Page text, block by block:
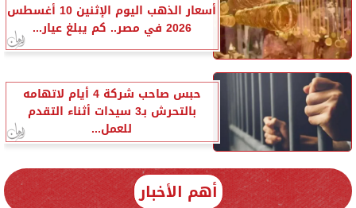
أسعار الذهب اليوم الإثنين 10 أغسطس
2026 في مصر.. كم يبلغ عيار...
حبس صاحب شركة 4 أيام لاتهامه
بالتحرش بـ3 سيدات أثناء التقدم
للعمل...
أهم الأخبار